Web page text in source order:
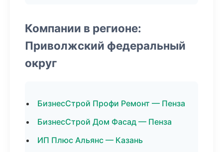
Компании в регионе:
Приволжский федеральный
округ
БизнесСтрой Профи Ремонт — Пенза
БизнесСтрой Дом Фасад — Пенза
ИП Плюс Альянс — Казань